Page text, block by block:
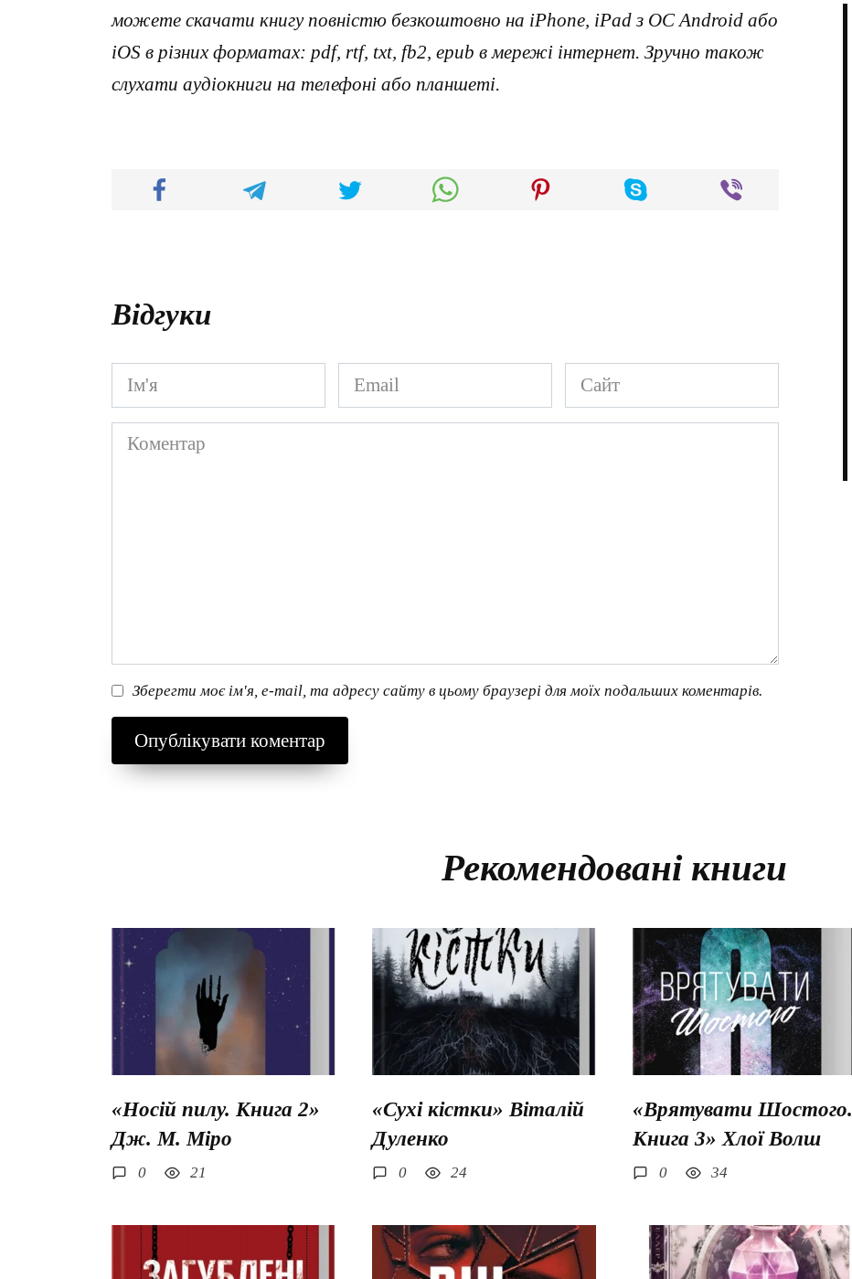
можете скачати книгу повністю безкоштовно на iPhone, iPad з ОС Android або
iOS в різних форматах: pdf, rtf, txt, fb2, epub в мережі інтернет. Зручно також
слухати аудіокниги на телефоні або планшеті.
Відгуки
Ім'я
*
Email
*
Сайт
Коментар
Зберегти моє ім'я, e-mail, та адресу сайту в цьому браузері для моїх подальших коментарів.
Рекомендовані книги
«Носій пилу. Книга 2»
Дж. М. Міро
0 21
«Сухі кістки» Віталій
Дуленко
0 24
«Врятувати Шостого.
Книга 3» Хлої Волш
0 34